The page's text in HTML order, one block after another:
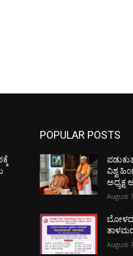
POPULAR POSTS
ವಿಶ್ವ
August
August